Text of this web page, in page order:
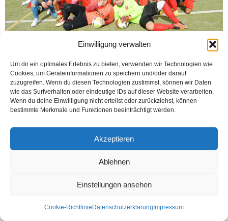
Einwilligung verwalten
Um dir ein optimales Erlebnis zu bieten, verwenden wir Technologien wie
Cookies, um Geräteinformationen zu speichern und/oder darauf
zuzugreifen. Wenn du diesen Technologien zustimmst, können wir Daten
wie das Surfverhalten oder eindeutige IDs auf dieser Website verarbeiten.
Wenn du deine Einwilligung nicht erteilst oder zurückziehst, können
bestimmte Merkmale und Funktionen beeinträchtigt werden.
Akzeptieren
Ablehnen
Einstellungen ansehen
Cookie-Richtlinie Datenschutzerklärung Impressum
OELDE (Öztürk) Oelde Barışspor bu hafta kendi sahası Jahnstadium’da SV
Liesborn takımını ağırladı ve 4 gol atarak 3 puanı hanesine yazdırdı. Emre
Yıldız, Daniel, Kerem, Emre...
Weiterlesen
Kontakt Datenschutzerklärung
Impressum
© Öztürk Gazetesi 1986 – 2026